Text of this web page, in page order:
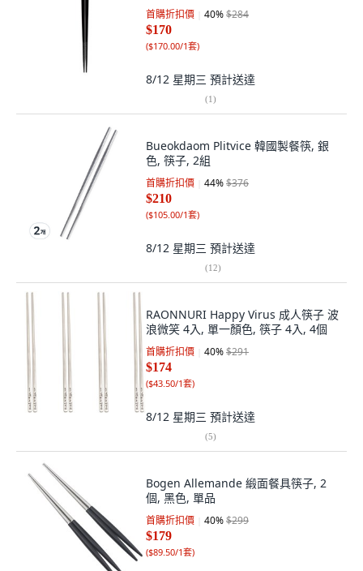
首購折扣價 40%$284
$170
($170.00/1套)
8/12 星期三 預計送達
(1)
Bueokdaom Plitvice 韓國製餐筷, 銀
色, 筷子, 2組
首購折扣價 44%$376
$210
($105.00/1套)
8/12 星期三 預計送達
(12)
RAONNURI Happy Virus 成人筷子 波
浪微笑 4入, 單一顏色, 筷子 4入, 4個
首購折扣價 40%$291
$174
($43.50/1套)
8/12 星期三 預計送達
(5)
Bogen Allemande 緞面餐具筷子, 2
個, 黑色, 單品
首購折扣價 40%$299
$179
($89.50/1套)